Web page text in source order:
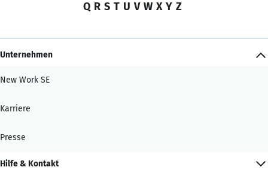
Q R S T U V W X Y Z
Unternehmen
New Work SE
Karriere
Presse
Hilfe & Kontakt